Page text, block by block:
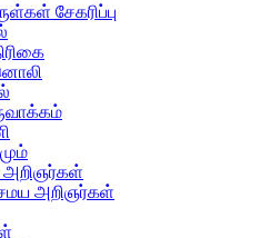
சேகரிப்பு
அறிஞர்கள்